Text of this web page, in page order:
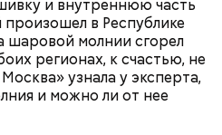
и внутреннюю часть
в Республике
шаровой молнии сгорел
регионах, к счастью, не
узнала у эксперта,
и можно ли от нее
знали о масштабах
раньше не случалось.
страха.